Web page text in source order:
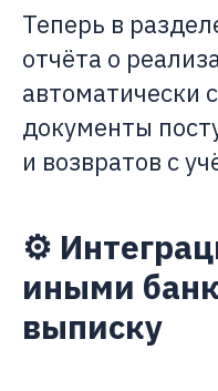
Теперь в
отчёта о
автоматически
документы
и возвратов с
⚙️
иными
выписку